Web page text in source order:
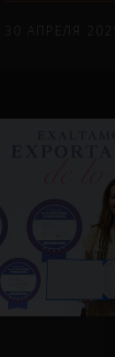
30 АПРЕЛЯ 2025